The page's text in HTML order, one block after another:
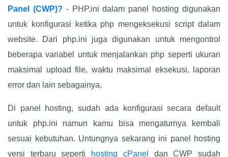
Panel (CWP)? - PHP.ini dalam panel hosting digunakan
untuk konfigurasi ketika php mengeksekusi script dalam
website. Dari php.ini juga digunakan untuk mengontrol
beberapa variabel untuk menjalankan php seperti ukuran
maksimal upload file, waktu maksimal eksekusi, laporan
error dan lain sebagainya.
Di panel hosting, sudah ada konfigurasi secara default
untuk php.ini namun kamu bisa mengaturnya kembali
sesuai kebutuhan. Untungnya sekarang ini panel hosting
versi terbaru seperti
hosting cPanel
dan CWP sudah